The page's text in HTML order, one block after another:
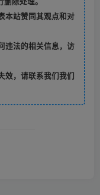
本站赞同其观点和对
违法的相关信息，访
效，请联系我们我们